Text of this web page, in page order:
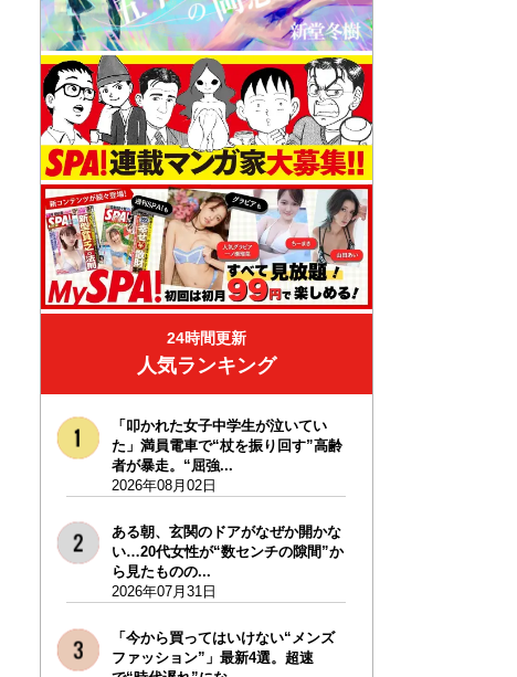
24時間更新
人気ランキング
「叩かれた女子中学生が泣いてい
た」満員電車で“杖を振り回す”高齢
者が暴走。“屈強...
2026年08月02日
ある朝、玄関のドアがなぜか開かな
い…20代女性が“数センチの隙間”か
ら見たものの...
2026年07月31日
「今から買ってはいけない“メンズ
ファッション”」最新4選。超速